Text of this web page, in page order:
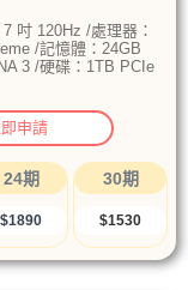
吋 120Hz /處理器：
/記憶體：24GB
3 /硬碟：1TB PCIe
申請
24期
$1890
30期
$1530